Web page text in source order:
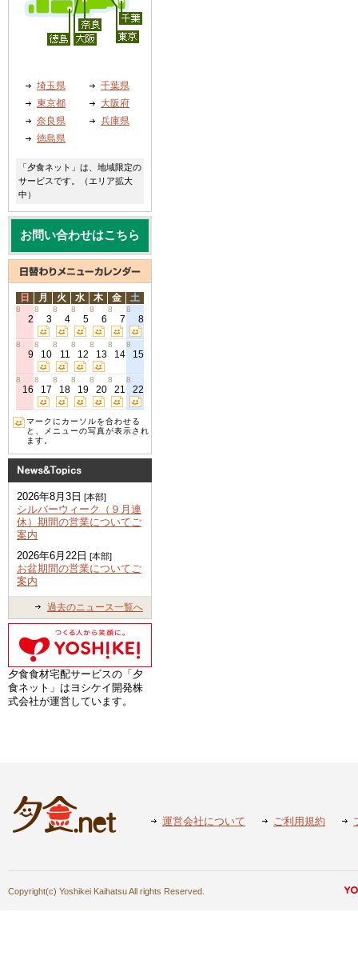
埼玉県
千葉県
東京都
大阪府
奈良県
兵庫県
徳島県
「夕食ネット」は、地域限定の
サービスです。（エリア拡大
中）
お問い合わせはこちら
日 月 火 水 木 金 土
8
2
8
3
8
4
8
5
8
6
8
7
8
8
8
9
8
10
8
11
8
12
8
13
8
14
8
15
8
16
8
17
8
18
8
19
8
20
8
21
8
22
マークにカーソルを合わせる
と、メニューの写真が表示され
ます。
2026年8月3日 [本部]
シルバーウィーク（９月連
休）期間の営業についてご
案内
2026年6月22日 [本部]
お盆期間の営業についてご
案内
過去のニュース一覧へ
夕食食材宅配サービスの「夕
食ネット」はヨシケイ開発株
式会社が運営しています。
運営会社について ご利用規約
Copyright(c) Yoshikei Kaihatsu All rights Reserved.